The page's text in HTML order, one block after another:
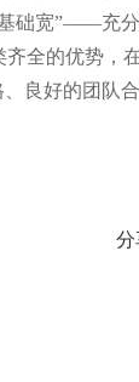
础宽”——充
全的优势，
良好的团队
分